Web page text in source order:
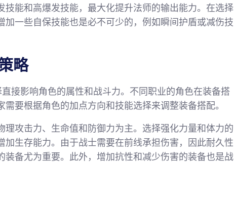
技能和高爆发技能，最大化提升法师的输出能力。在选择
加一些自保技能也是必不可少的，例如瞬间护盾或减伤技
略
接影响角色的属性和战斗力。不同职业的角色在装备搭
要根据角色的加点方向和技能选择来调整装备搭配。
理攻击力、生命值和防御力为主。选择强化力量和体力的
加生存能力。由于战士需要在前线承担伤害，因此耐久性
装备尤为重要。此外，增加抗性和减少伤害的装备也是战